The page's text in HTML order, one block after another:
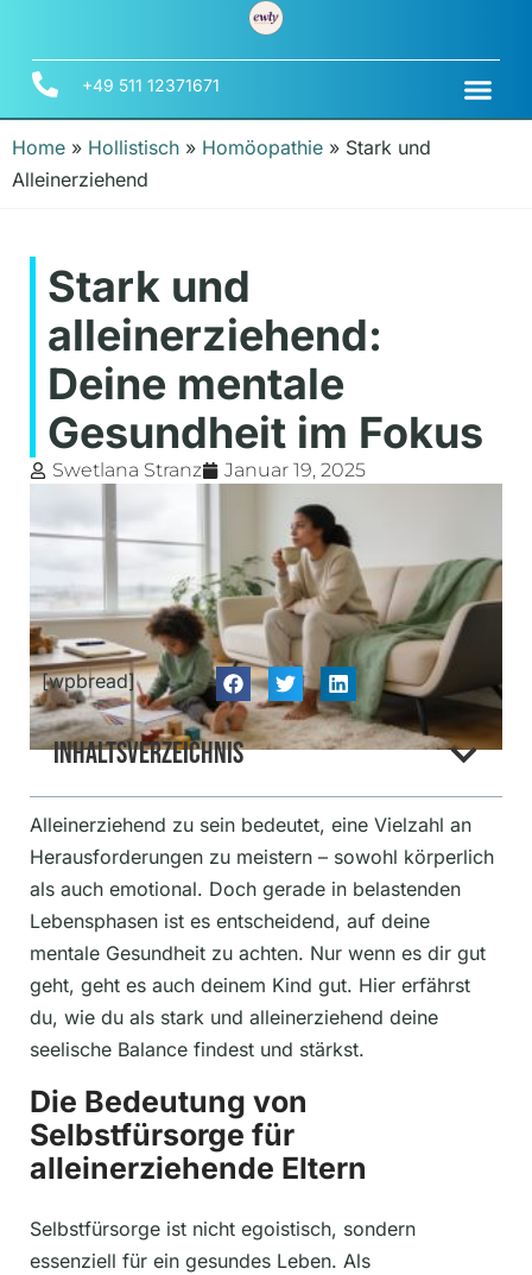
+49 511 12371671
Home » Hollistisch » Homöopathie » Stark und
Alleinerziehend
Stark und
alleinerziehend:
Deine mentale
Gesundheit im Fokus
Swetlana Stranz Januar 19, 2025
[wpbread]
Inhaltsverzeichnis
Alleinerziehend zu sein bedeutet, eine Vielzahl an
Herausforderungen zu meistern – sowohl körperlich
als auch emotional. Doch gerade in belastenden
Lebensphasen ist es entscheidend, auf deine
mentale Gesundheit zu achten. Nur wenn es dir gut
geht, geht es auch deinem Kind gut. Hier erfährst
du, wie du als stark und alleinerziehend deine
seelische Balance findest und stärkst.
Die Bedeutung von
Selbstfürsorge für
alleinerziehende Eltern
Selbstfürsorge ist nicht egoistisch, sondern
essenziell für ein gesundes Leben. Als